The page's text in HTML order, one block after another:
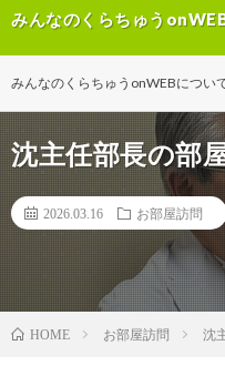
みんなのくらちゅう
みんなのくらちゅうonWEBについ
沈主任部長の部
2026.03.16 お部屋訪問
HOME お部屋訪問 沈